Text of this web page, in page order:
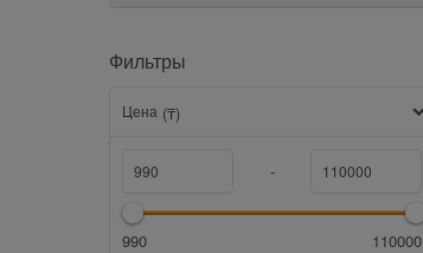
Фильтры
Цена (₸)
-
990 110000